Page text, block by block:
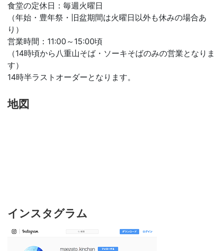
食堂の定休日：毎週火曜日
（年始・豊年祭・旧盆期間は火曜日以外も休みの場合あ
り）
営業時間：11:00～15:00頃
（14時頃から八重山そば・ソーキそばのみの営業となりま
す）
14時半ラストオーダーとなります。
地図
インスタグラム